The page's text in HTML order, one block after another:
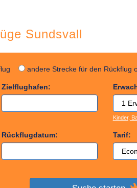
Sundsvall
andere Strecke für den Rückflug
Zielflughafen:
Kinder,
Rückflugdatum: Tarif: